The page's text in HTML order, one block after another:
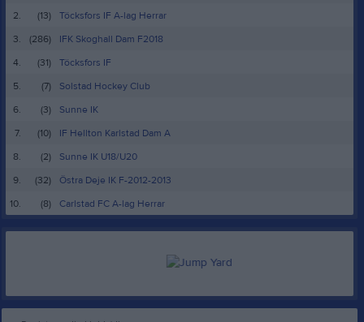
2.
(13)
Töcksfors IF A-lag Herrar
3.
(286)
IFK Skoghall Dam F2018
4.
(31)
Töcksfors IF
5.
(7)
Solstad Hockey Club
6.
(3)
Sunne IK
7.
(10)
IF Hellton Karlstad Dam A
8.
(2)
Sunne IK U18/U20
9.
(32)
Östra Deje IK F-2012-2013
10.
(8) Carlstad FC A-lag Herrar